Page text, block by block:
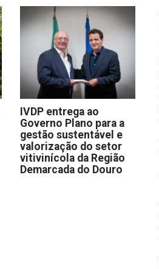
IVDP entrega ao
Governo Plano para a
gestão sustentável e
valorização do setor
vitivinícola da Região
Demarcada do Douro